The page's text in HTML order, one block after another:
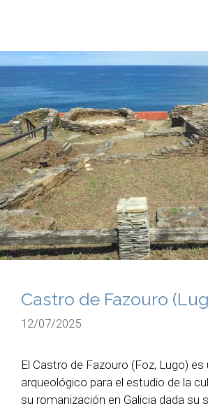
Castro de Fazouro
12/07/2025
El Castro de Fazouro (Foz, Lugo) es
arqueológico para el estudio de la
su romanización en Galicia dada su